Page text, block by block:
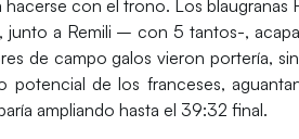
hacerse con el trono. Los blaugranas
junto a Remili – con 5 tantos-,
de campo galos vieron portería,
potencial de los franceses,
ampliando hasta el 39:32 final.